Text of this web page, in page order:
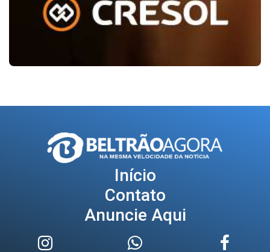
Início
Contato
Anuncie Aqui